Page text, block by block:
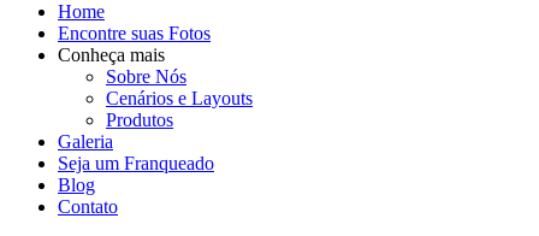
Home
Encontre suas Fotos
Conheça mais
Sobre Nós
Cenários e Layouts
Produtos
Galeria
Seja um Franqueado
Blog
Contato